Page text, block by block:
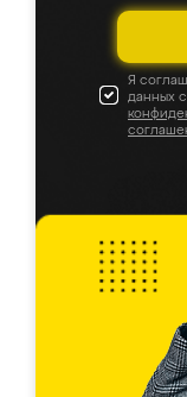
Я
данных